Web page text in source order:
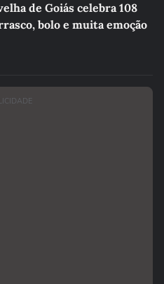
de Goiás celebra 108
bolo e muita emoção